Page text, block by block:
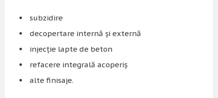
subzidire
decopertare internă și externă
injecție lapte de beton
refacere integrală acoperiș
alte finisaje.